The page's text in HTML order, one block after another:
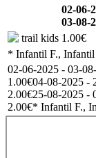
02-06-
03-08-
trail kids 1.00€
* Infantil F.,
02-06-2025 - 03-
1.00€04-08-2025 -
2.00€25-08-2025 -
2.00€* Infantil F.,